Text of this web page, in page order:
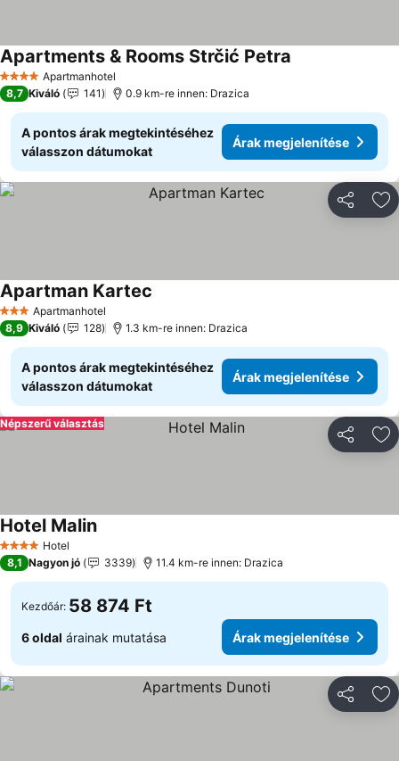
4 KategóriaApartmanhotel
Apartments & Rooms Strčić Petra
8,7 Kiváló 141 0.9 km-re innen: Drazica
A pontos árak megtekintéséhez
válasszon dátumokat
Árak megjelenítése
3 KategóriaApartmanhotel
Apartman Kartec
8,9 Kiváló 128 1.3 km-re innen: Drazica
A pontos árak megtekintéséhez
válasszon dátumokat
Árak megjelenítése
Népszerű választás
4 KategóriaHotel
Hotel MalinÁrak megjelenítése
8,1 Nagyon jó 3339 11.4 km-re innen: Drazica
Kezdőár: 58 874 Ft
6 oldal árainak mutatása Árak megjelenítése